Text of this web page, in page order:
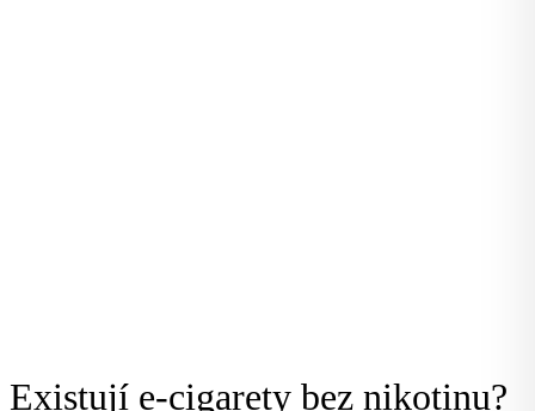
Existují e-cigarety bez nikotinu?